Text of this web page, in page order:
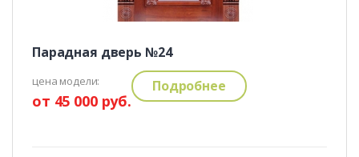
Парадная дверь №24
цена модели:
от 45 000 руб.
Подробнее